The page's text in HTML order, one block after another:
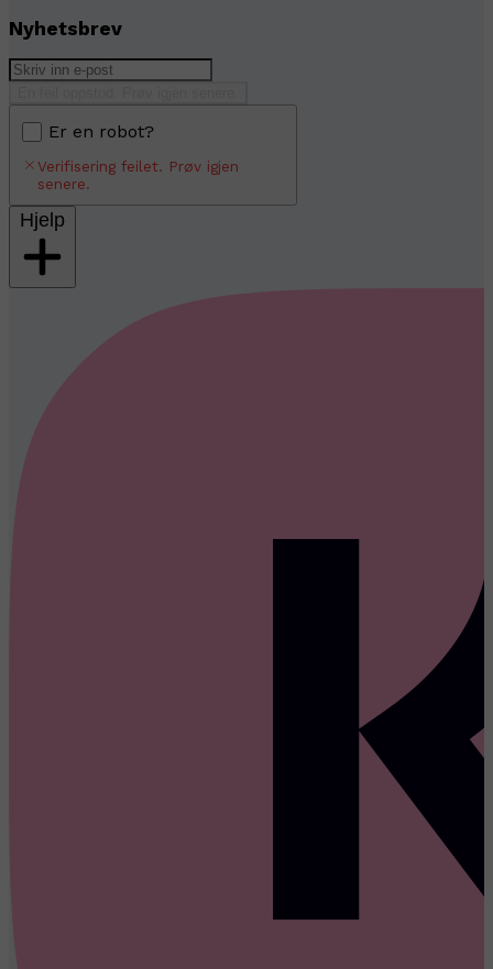
Nyhetsbrev
Er en robot?
Verifisering feilet. Prøv igjen
senere.
Hjelp